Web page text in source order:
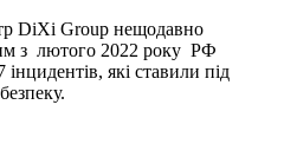
DiXi Group нещодавно
з лютого 2022 року РФ
які ставили під